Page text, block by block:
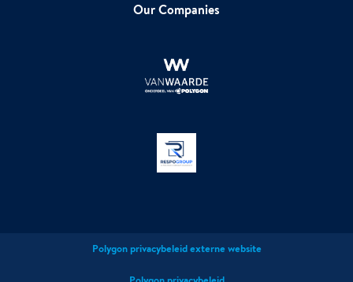
Our Companies
Polygon privacybeleid externe website